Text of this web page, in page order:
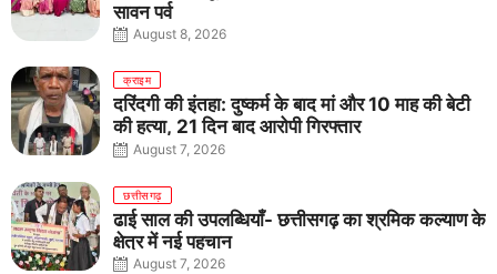
सावन पर्व
August 8, 2026
क्राइम
दरिंदगी की इंतहा: दुष्कर्म के बाद मां और 10 माह की बेटी
की हत्या, 21 दिन बाद आरोपी गिरफ्तार
August 7, 2026
छत्तीसगढ़
ढाई साल की उपलब्धियाँ- छत्तीसगढ़ का श्रमिक कल्याण के
क्षेत्र में नई पहचान
August 7, 2026